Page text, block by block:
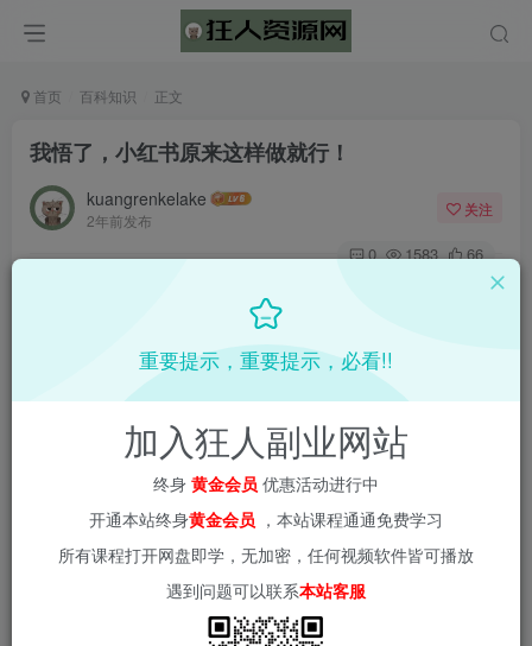
首页 百科知识 正文
我悟了，小红书原来这样做就行！
kuangrenkelake
2年前发布
关注
0 1583 66
重要提示，重要提示，必看!!
加入狂人副业网站
终身 黄金会员 优惠活动进行中
开通本站终身黄金会员 ，本站课程通通免费学习
所有课程打开网盘即学，无加密，任何视频软件皆可播放
遇到问题可以联系本站客服